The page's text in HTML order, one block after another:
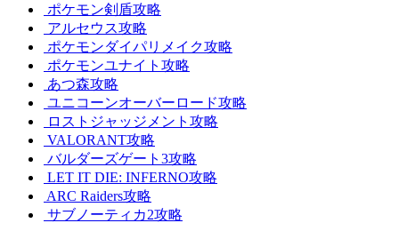
ポケモン剣盾攻略
アルセウス攻略
ポケモンダイパリメイク攻略
ポケモンユナイト攻略
あつ森攻略
ユニコーンオーバーロード攻略
ロストジャッジメント攻略
VALORANT攻略
バルダーズゲート3攻略
LET IT DIE: INFERNO攻略
ARC Raiders攻略
サブノーティカ2攻略